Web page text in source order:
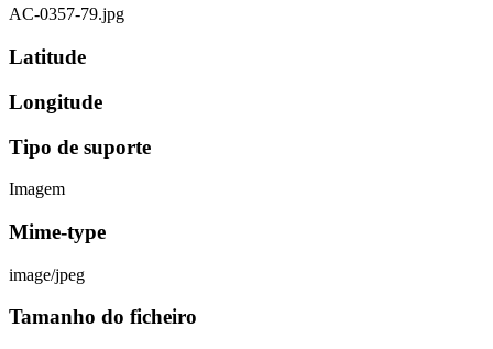
AC-0357-79.jpg
Latitude
Longitude
Tipo de suporte
Imagem
Mime-type
image/jpeg
Tamanho do ficheiro